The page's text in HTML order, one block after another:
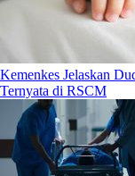
Kemenkes Jelaskan
Ternyata di RSCM